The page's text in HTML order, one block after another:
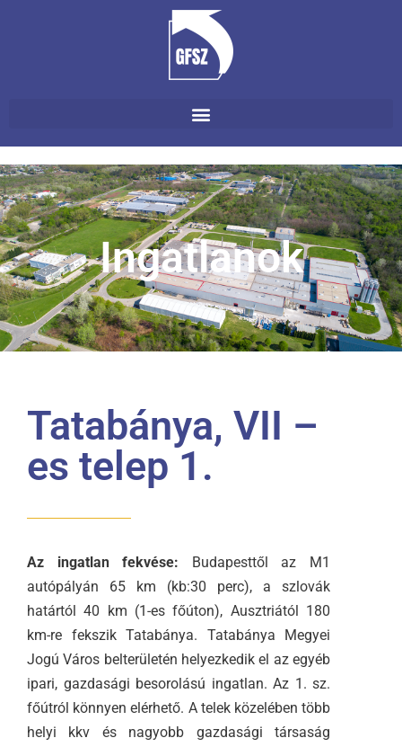
Ingatlanok
Tatabánya, VII –
es telep 1.
Az ingatlan fekvése: Budapesttől az M1
autópályán 65 km (kb:30 perc), a szlovák
határtól 40 km (1-es főúton), Ausztriától 180
km-re fekszik Tatabánya. Tatabánya Megyei
Jogú Város belterületén helyezkedik el az egyéb
ipari, gazdasági besorolású ingatlan. Az 1. sz.
főútról könnyen elérhető. A telek közelében több
helyi kkv és nagyobb gazdasági társaság